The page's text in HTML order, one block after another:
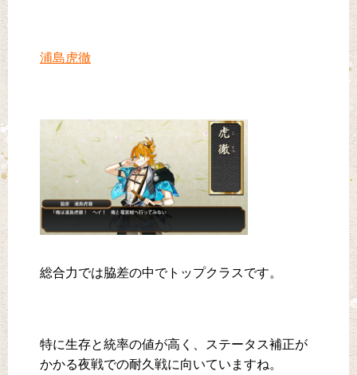
浦島虎徹
総合力では脇差の中でトップクラスです。
特に生存と統率の値が高く、ステータス補正が
かかる夜戦での耐久戦に向いていますね。